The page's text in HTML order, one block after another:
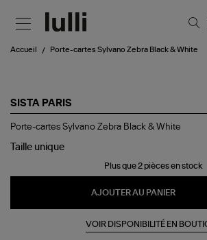
Accueil Porte-cartes Sylvano Zebra Black & White
SISTA PARIS
Porte-
Sylvano
&
Porte-cartes Sylvano Zebra Black & White
Taille unique
Plus que 2 pièces en stock
AJOUTER AU PANIER
VOIR DISPONIBILITÉ EN